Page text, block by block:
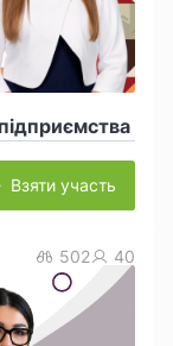
Взяти участь
502 40